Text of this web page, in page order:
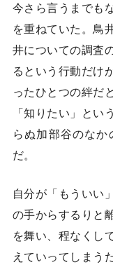
今さら言うまでも
を重ねていた。鳥
井についての調査
るという行動だけ
ったひとつの絆だ
「知りたい」とい
らぬ加部谷のな
だ。
自分が「もういい
の手からするりと
を舞い、程なくし
えていってしまう